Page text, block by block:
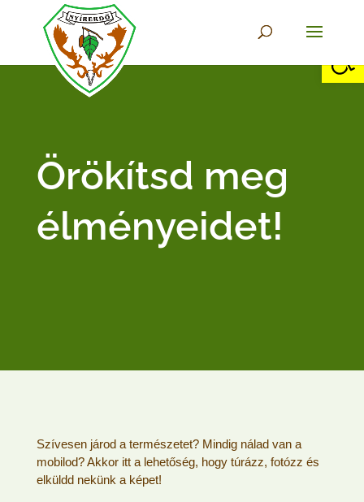
Örökítsd meg
élményeidet!
Szívesen járod a természetet? Mindig nálad van a
mobilod? Akkor itt a lehetőség, hogy túrázz, fotózz és
elküldd nekünk a képet!